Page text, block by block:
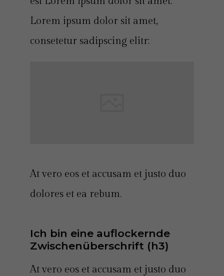
Lorem ipsum dolor sit amet,
consetetur sadipscing elitr:
At vero eos et accusam et justo duo
dolores et ea rebum.
Ich bin eine auflockernde
Zwischenüberschrift (h3)
At vero eos et accusam et justo duo